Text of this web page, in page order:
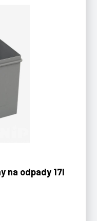
na odpady 17l